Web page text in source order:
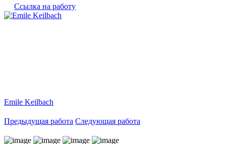
Ссылка на работу
Emile Keilbach
Предыдущая работа Следующая работа